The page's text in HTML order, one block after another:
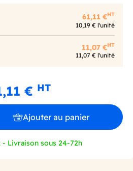
61,11 €HT
10,19 € l'unité
11,07 €HT
11,07 € l'unité
€ HT
Ajouter au panier
- Livraison sous 24-72h